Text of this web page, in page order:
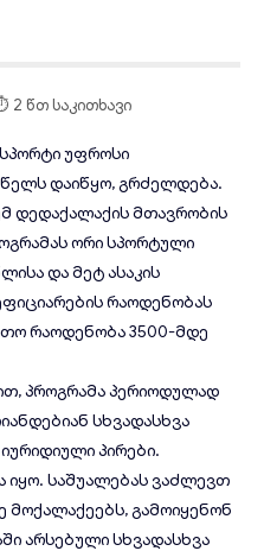
2 წთ საკითხავი
უფროსი
დაიწყო, გრძელდება.
დედაქალაქის მთავრობის
ორი სპორტული
და მეტ ასაკის
რაოდენობას
რაოდენობა 3500-მდე
პროგრამა პერიოდულად
სხვადასხვა
პირები.
იყო. საშუალებას ვაძლევთ
მოქალაქეებს, გამოიყენონ
არსებული სხვადასხვა